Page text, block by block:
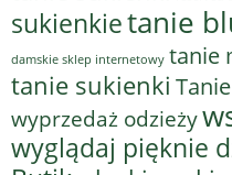
sukienkietanie
damskie sklep internetowy tanie
tanie sukienki
wyprzedaż odzieży
wyglądaj pięknie